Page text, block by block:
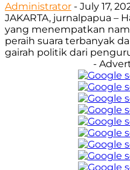
Administrator - July 17,
JAKARTA, jurnalpapua –
yang menempatkan
peraih suara terbanyak
gairah politik dari
-